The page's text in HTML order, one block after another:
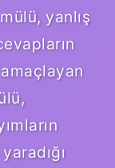
yanlış
amaçlayan